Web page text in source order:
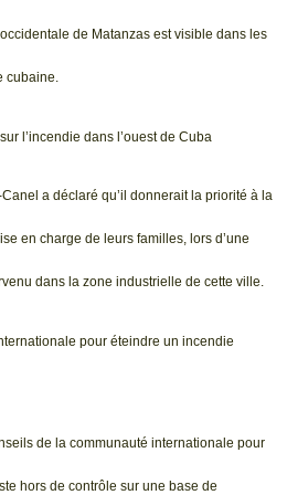
de Matanzas est visible dans les
cubaine.
l’incendie dans l’ouest de Cuba
a déclaré qu’il donnerait la priorité à la
en charge de leurs familles, lors d’une
dans la zone industrielle de cette ville.
pour éteindre un incendie
de la communauté internationale pour
hors de contrôle sur une base de